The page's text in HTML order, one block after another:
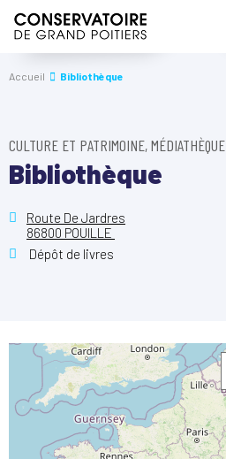
Accueil Bibliothèque
CULTURE ET PATRIMOINE, MÉDIATHÈQUE
Bibliothèque
Route De Jardres
86800 POUILLE
Dépôt de livres